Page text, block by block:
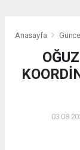
Anasayfa Güncel